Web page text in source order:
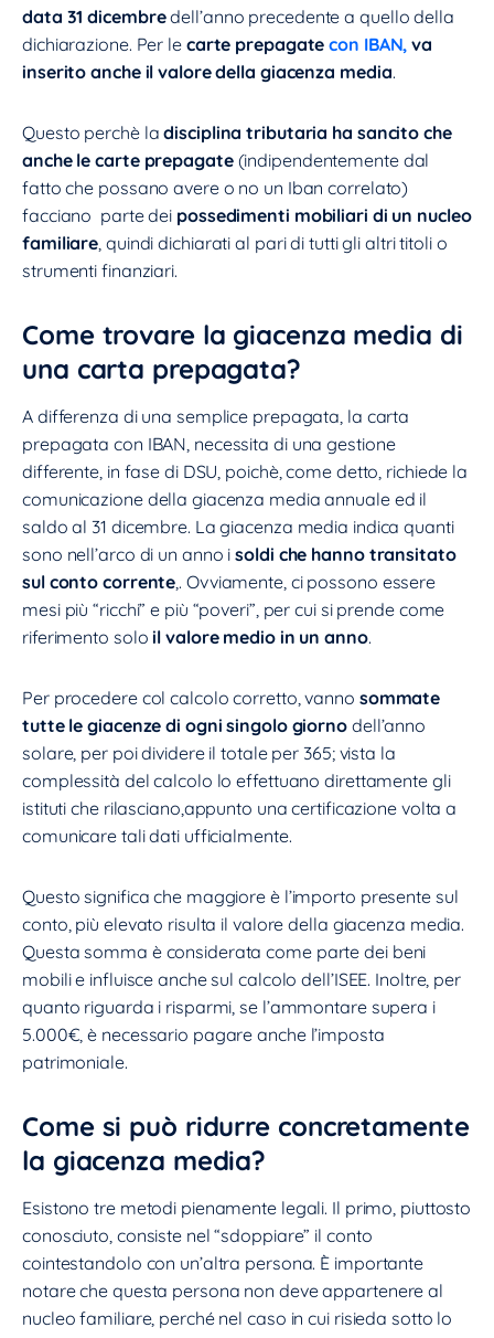
data 31 dicembredell’anno precedente a quello della
dichiarazione. Per le carte prepagatecon IBAN, va
inserito anche il valore della giacenza media.
Questo perchè la disciplina tributaria ha sancito che
anche le carte prepagate(indipendentemente dal
fatto che possano avere o no un Iban correlato)
facciano parte dei possedimenti mobiliari di un nucleo
familiare, quindi dichiarati al pari di tutti gli altri titoli o
strumenti finanziari.
Come trovare la giacenza media di
una carta prepagata?
A differenza di una semplice prepagata, la carta
prepagata con IBAN, necessita di una gestione
differente, in fase di DSU, poichè, come detto, richiede la
comunicazione della giacenza media annuale ed il
saldo al 31 dicembre. La giacenza media indica quanti
sono nell’arco di un anno i soldi che hanno transitato
sul conto corrente,. Ovviamente, ci possono essere
mesi più “ricchi” e più “poveri”, per cui si prende come
riferimento soloil valore medio in un anno.
Per procedere col calcolo corretto, vanno sommate
tutte le giacenze di ogni singolo giorno dell’anno
solare, per poi dividere il totale per 365; vista la
complessità del calcolo lo effettuano direttamente gli
istituti che rilasciano,appunto una certificazione volta a
comunicare tali dati ufficialmente.
Questo significa che maggiore è l’importo presente sul
conto, più elevato risulta il valore della giacenza media.
Questa somma è considerata come parte dei beni
mobili e influisce anche sul calcolo dell’ISEE. Inoltre, per
quanto riguarda i risparmi, se l’ammontare supera i
5.000€, è necessario pagare anche l’imposta
patrimoniale.
Come si può ridurre concretamente
la giacenza media?
Esistono tre metodi pienamente legali. Il primo, piuttosto
conosciuto, consiste nel “sdoppiare” il conto
cointestandolo con un’altra persona. È importante
notare che questa persona non deve appartenere al
nucleo familiare, perché nel caso in cui risieda sotto lo